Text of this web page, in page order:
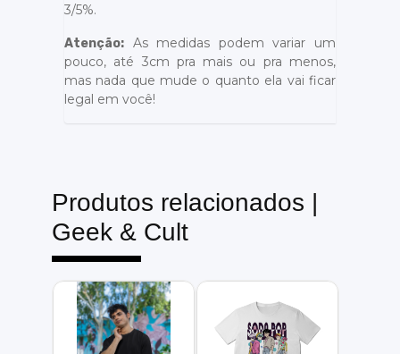
3/5%.
Atenção: As medidas podem variar um
pouco, até 3cm pra mais ou pra menos,
mas nada que mude o quanto ela vai ficar
legal em você!
Produtos relacionados |
Geek & Cult